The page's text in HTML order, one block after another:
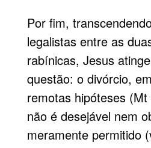
Por fim,
legalistas entre as
rabínicas, Jesus
questão: o divórcio,
remotas hipóteses
não é desejável nem
meramente permitido